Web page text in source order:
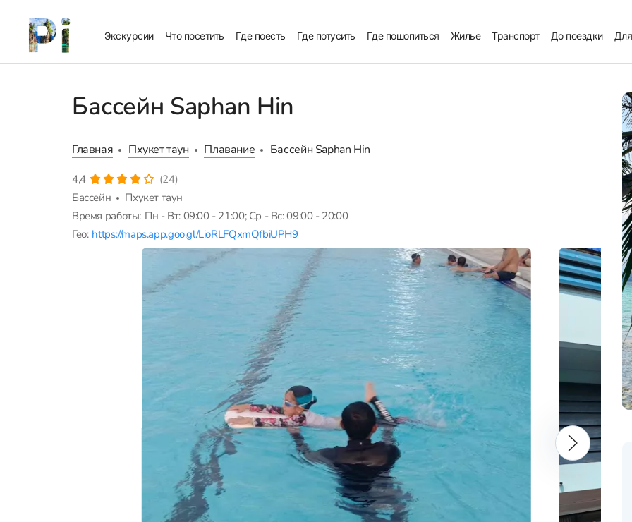
Экскурсии Что посетить Где поесть Где потусить Где пошопиться Жилье Транспорт До поездки
Бассейн Saphan Hin
Главная Пхукет таун Плавание Бассейн Saphan Hin
4,4
(24)
Бассейн
Пхукет таун
Время работы: Пн - Вт: 09:00 - 21:00; Ср - Вс: 09:00 - 20:00
Гео: https://maps.app.goo.gl/LioRLFQxmQfbiUPH9